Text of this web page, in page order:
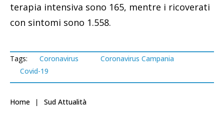
terapia intensiva sono 165, mentre i ricoverati
con sintomi sono 1.558.
Tags: Coronavirus
Coronavirus Campania
Covid-19
Home Sud Attualità